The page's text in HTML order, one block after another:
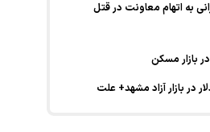
به اتهام معاونت در قتل
بازار مسکن